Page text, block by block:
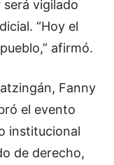
vigilado
“Hoy el
afirmó.
Fanny
el evento
institucional
de derecho,